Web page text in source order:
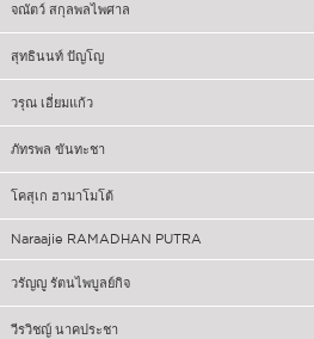
จณัตว์ สกุลพลไพศาล
สุทธินนท์ ปัญโญ
วรุณ เอี่ยมแก้ว
ภัทรพล ขันทะชา
โคสุเก ฮามาโมโต้
Naraajie RAMADHAN PUTRA
วรัญญู รัตนไพบูลย์กิจ
วีรวิชญ์ นาคประชา